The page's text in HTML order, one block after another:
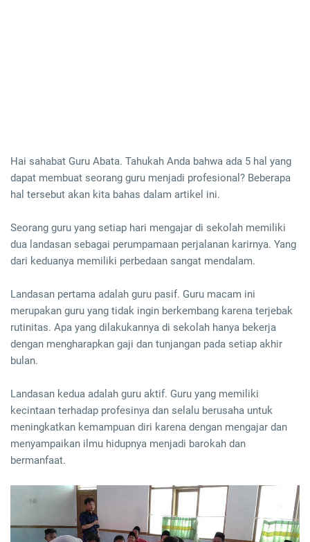
Hai sahabat Guru Abata. Tahukah Anda bahwa ada 5 hal yang
dapat membuat seorang guru menjadi profesional? Beberapa
hal tersebut akan kita bahas dalam artikel ini.
Seorang guru yang setiap hari mengajar di sekolah memiliki
dua landasan sebagai perumpamaan perjalanan karirnya. Yang
dari keduanya memiliki perbedaan sangat mendalam.
Landasan pertama adalah guru pasif. Guru macam ini
merupakan guru yang tidak ingin berkembang karena terjebak
rutinitas. Apa yang dilakukannya di sekolah hanya bekerja
dengan mengharapkan gaji dan tunjangan pada setiap akhir
bulan.
Landasan kedua adalah guru aktif. Guru yang memiliki
kecintaan terhadap profesinya dan selalu berusaha untuk
meningkatkan kemampuan diri karena dengan mengajar dan
menyampaikan ilmu hidupnya menjadi barokah dan
bermanfaat.